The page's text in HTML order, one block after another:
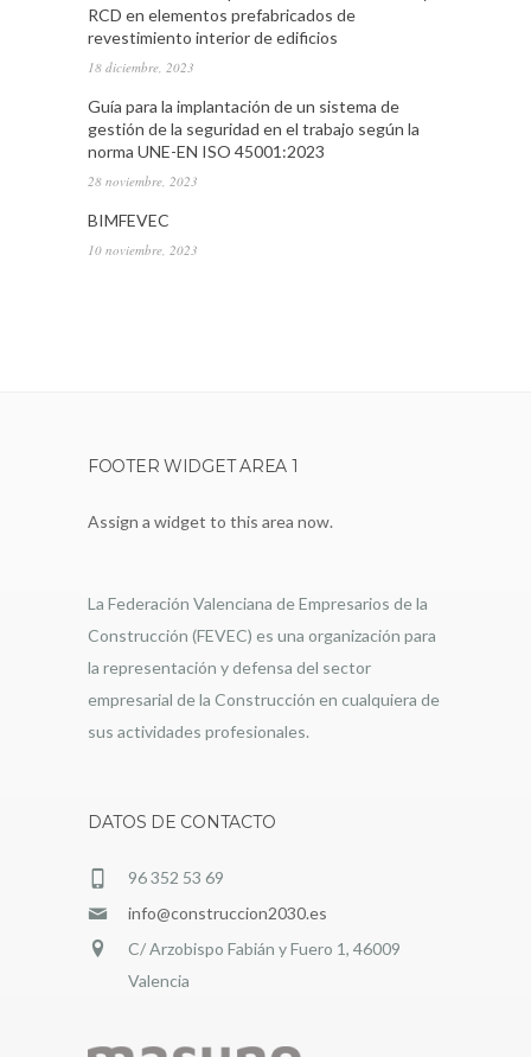
RCD en elementos prefabricados de
revestimiento interior de edificios
18 diciembre, 2023
Guía para la implantación de un sistema de
gestión de la seguridad en el trabajo según la
norma UNE-EN ISO 45001:2023
28 noviembre, 2023
BIMFEVEC
10 noviembre, 2023
FOOTER WIDGET AREA 1
Assign a widget to this area now.
La Federación Valenciana de Empresarios de la
Construcción (FEVEC) es una organización para
la representación y defensa del sector
empresarial de la Construcción en cualquiera de
sus actividades profesionales.
DATOS DE CONTACTO
96 352 53 69
info@construccion2030.es
C/ Arzobispo Fabián y Fuero 1, 46009
Valencia